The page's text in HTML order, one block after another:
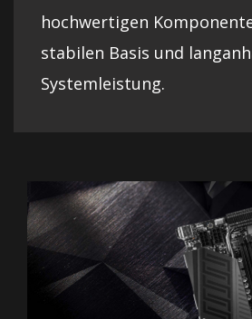
hochwertigen
stabilen Basis und
Systemleistung.